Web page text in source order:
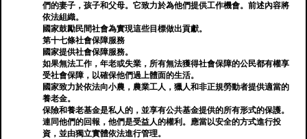
們的妻子，孩子和父母。它致力於為他們提供工作機會。前述內容將
依法組織。
國家鼓勵民間社會為實現這些目標做出貢獻。
第十七條社會保障服務
國家提供社會保障服務。
如果無法工作，年老或失業，所有無法獲得社會保障的公民都有權享
受社會保障，以確保他們過上體面的生活。
國家致力於依法向小農，農業工人，獵人和非正規勞動者提供適當的
養老金。
保險和養老基金是私人的，並享有公共基金提供的所有形式的保護。
連同他們的回報，他們是受益人的權利。應當以安全的方式進行投
資，並由獨立實體依法進行管理。